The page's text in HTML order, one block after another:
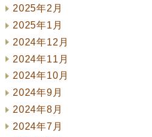
2025年2月
2025年1月
2024年12月
2024年11月
2024年10月
2024年9月
2024年8月
2024年7月